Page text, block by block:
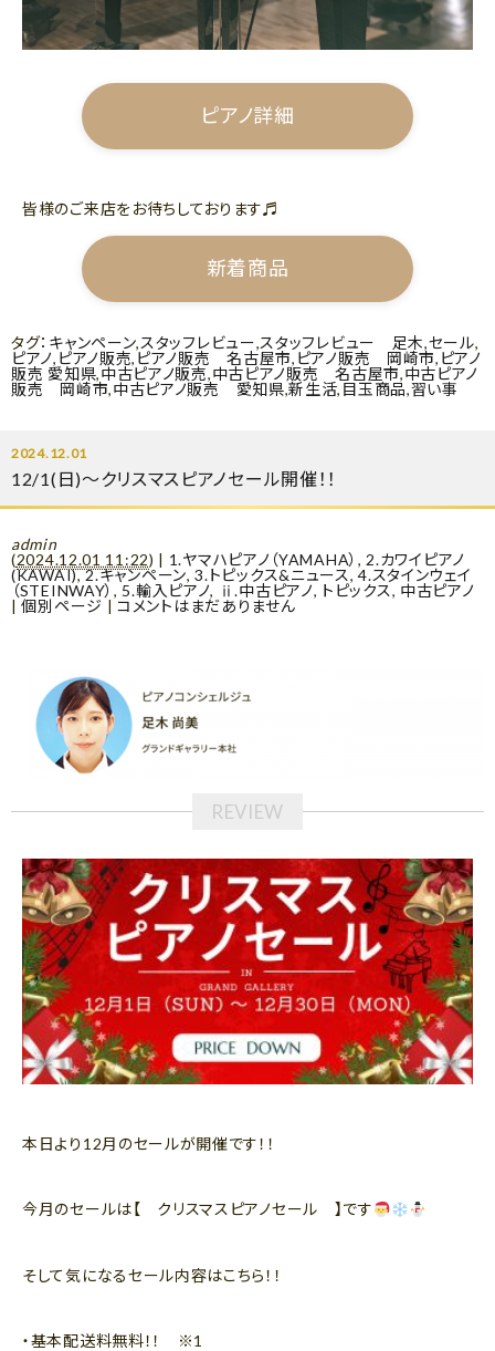
ピアノ詳細
皆様のご来店をお待ちしております♬
新着商品
タグ： キャンペーン,スタッフレビュー,スタッフレビュー 足木,セール,
ピアノ, ピアノ販売, ピアノ販売 名古屋市, ピアノ販売 岡崎市, ピアノ
販売 愛知県,中古ピアノ販売,中古ピアノ販売 名古屋市,中古ピアノ
販売 岡崎市,中古ピアノ販売 愛知県,新生活, 目玉商品,習い事
2024.12.01
12/1(日)～クリスマスピアノセール開催！！
admin
(2024.12.01 11:22) | 1.ヤマハピアノ（YAMAHA） , 2.カワイピアノ
(KAWAI),2.キャンペーン,3.トピックス&ニュース,4.スタインウェイ
（STEINWAY） , 5.輸入ピアノ, ⅱ.中古ピアノ, トピックス, 中古ピアノ
|個別ページ |コメントはまだありません
本日より12月のセールが開催です！！
今月のセールは【 クリスマスピアノセール 】です
そして気になるセール内容はこちら！！
・基本配送料無料！！ ※1